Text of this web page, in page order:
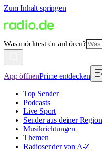
Zum Inhalt springen
Was möchtest du anhören?
App öffnenPrime entdecken
Top Sender
Podcasts
Live Sport
Sender aus deiner Region
Musikrichtungen
Themen
Radiosender von A-Z